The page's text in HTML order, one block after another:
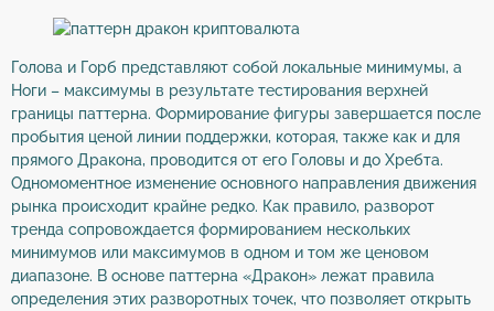
Голова и Горб представляют собой локальные минимумы, а
Ноги – максимумы в результате тестирования верхней
границы паттерна. Формирование фигуры завершается после
пробытия ценой линии поддержки, которая, также как и для
прямого Дракона, проводится от его Головы и до Хребта.
Одномоментное изменение основного направления движения
рынка происходит крайне редко. Как правило, разворот
тренда сопровождается формированием нескольких
минимумов или максимумов в одном и том же ценовом
диапазоне. В основе паттерна «Дракон» лежат правила
определения этих разворотных точек, что позволяет открыть